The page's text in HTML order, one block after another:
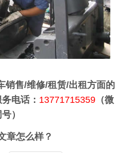
销售/维修/租赁/出租方面的
电话： 13771715359 （微
）
章怎么样？